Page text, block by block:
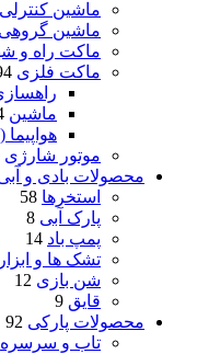
ماشین کنترلی
ماشین
ماکت راه و
ماکت فلزی
ماشین
موتور شارژی
محصولات بادی و
استخرها 58
پارک آبی 8
پمپ باد 14
تشک ها و
شن بازی 12
قایق 9
محصولات پارکی 92
تاب و سرسره